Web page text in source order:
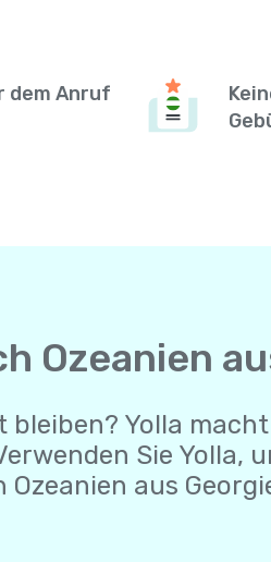
dem Anruf
Ozeanien
bleiben? Yolla macht
Sie Yolla,
aus